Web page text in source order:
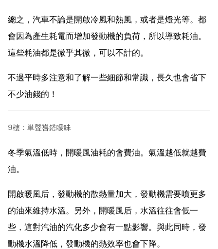
總之，汽車不論是開啟冷風和熱風，或者是燈光等。都
會因為產生耗電而增加發動機的負荷，所以導致耗油。
這些耗油都是微乎其微，可以不計的。
不過平時多注意和了解一些細節和常識，長久也會省下
不少油錢的！
9樓：単聲噵鎝瞹眛
冬季氣溫低時，開暖風油耗的會費油。氣溫越低就越費
油。
開啟暖風后，發動機的散熱量加大，發動機需要噴更多
的油來維持水溫。另外，開暖風后，水溫往往會低一
些，這對汽油的汽化多少會有一點影響。與此同時，發
動機水溫降低，發動機的熱效率也會下降。